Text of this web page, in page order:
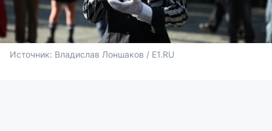
Источник: Владислав Лоншаков / E1.RU